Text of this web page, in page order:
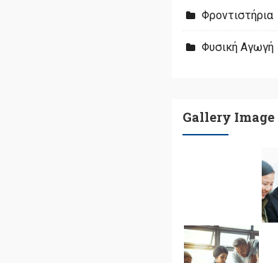
Φροντιστήρια
Φυσική Αγωγή
Gallery Image